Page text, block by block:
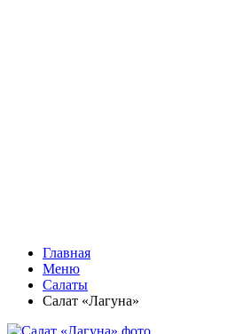
Главная
Меню
Салаты
Салат «Лагуна»